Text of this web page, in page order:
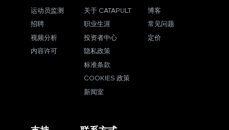
运动员监测
招聘
视频分析
内容许可
关于 CATAPULT
职业生涯
投资者中心
隐私政策
标准条款
COOKIES 政策
新闻室
博客
常见问题
定价